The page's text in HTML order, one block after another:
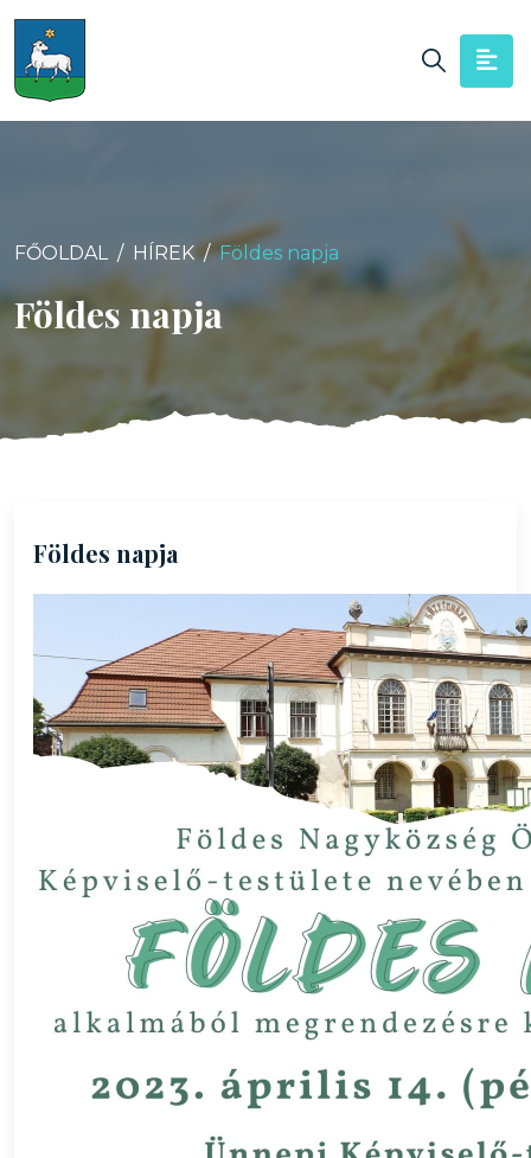
FŐOLDAL HÍREK Földes napja
Földes napja
Földes napja